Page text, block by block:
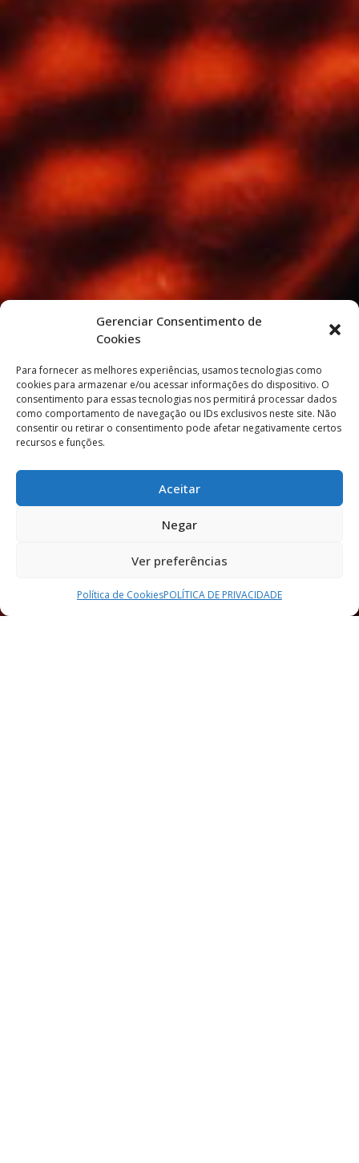
Gerenciar Consentimento de
Cookies
Para fornecer as melhores experiências, usamos tecnologias como
cookies para armazenar e/ou acessar informações do dispositivo. O
consentimento para essas tecnologias nos permitirá processar dados
como comportamento de navegação ou IDs exclusivos neste site. Não
consentir ou retirar o consentimento pode afetar negativamente certos
recursos e funções.
Aceitar
Negar
Ver preferências
Política de CookiesPOLÍTICA DE PRIVACIDADE​